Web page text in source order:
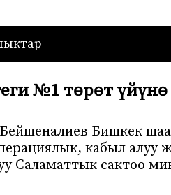
№1 төрөт
Бишкек
кабыл алуу
Саламаттык сактоо